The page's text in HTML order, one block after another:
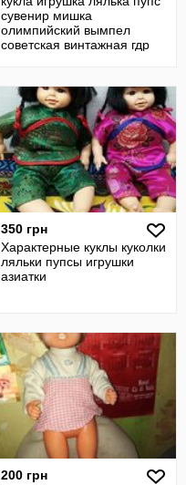
сувенир мишка
олимпийский вымпел
советская винтажная гдр
350 грн
Характерные куклы куколки
ляльки пупсы игрушки
азиатки
200 грн